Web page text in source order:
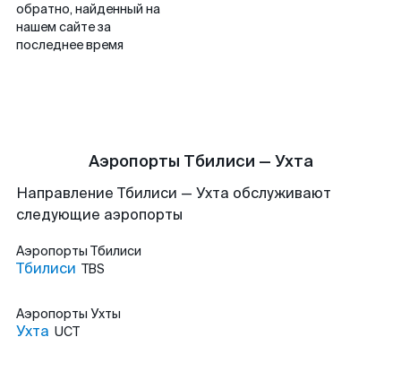
обратно, найденный на
нашем сайте за
последнее время
Аэропорты Тбилиси — Ухта
Направление Тбилиси — Ухта обслуживают
следующие аэропорты
Аэропорты Тбилиси
Тбилиси TBS
Аэропорты Ухты
Ухта UCT